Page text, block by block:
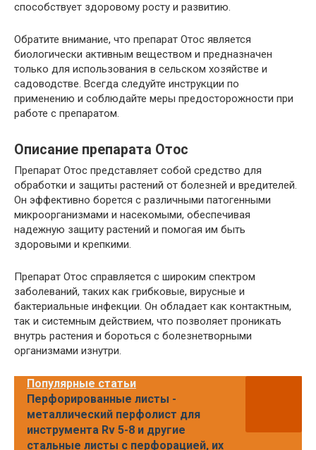
способствует здоровому росту и развитию.
Обратите внимание, что препарат Отос является
биологически активным веществом и предназначен
только для использования в сельском хозяйстве и
садоводстве. Всегда следуйте инструкции по
применению и соблюдайте меры предосторожности при
работе с препаратом.
Описание препарата Отос
Препарат Отос представляет собой средство для
обработки и защиты растений от болезней и вредителей.
Он эффективно борется с различными патогенными
микроорганизмами и насекомыми, обеспечивая
надежную защиту растений и помогая им быть
здоровыми и крепкими.
Препарат Отос справляется с широким спектром
заболеваний, таких как грибковые, вирусные и
бактериальные инфекции. Он обладает как контактным,
так и системным действием, что позволяет проникать
внутрь растения и бороться с болезнетворными
организмами изнутри.
Популярные статьи
Перфорированные листы -
металлический перфолист для
инструмента Rv 5-8 и другие
стальные листы с перфорацией, их